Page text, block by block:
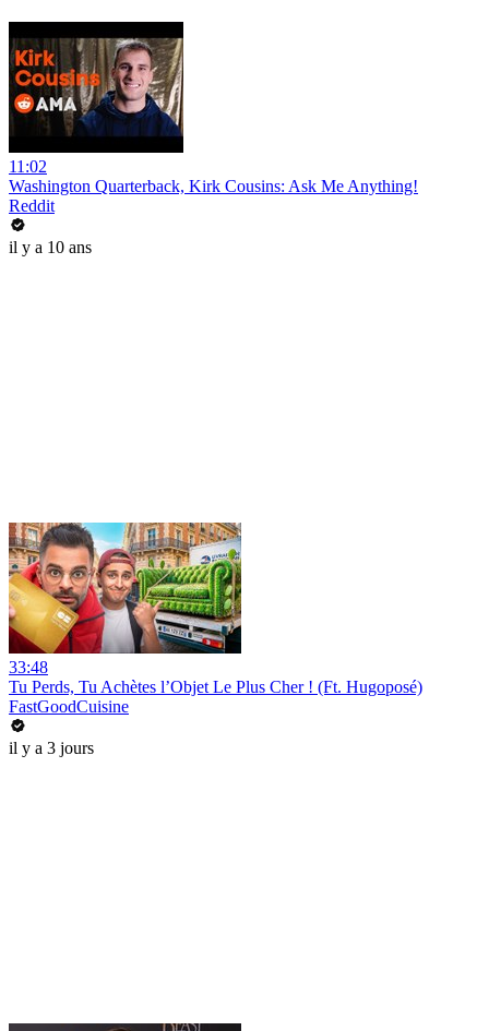
11:02
Washington Quarterback, Kirk Cousins: Ask Me Anything!
Reddit
il y a 10 ans
33:48
Tu Perds, Tu Achètes l’Objet Le Plus Cher ! (Ft. Hugoposé)
FastGoodCuisine
il y a 3 jours